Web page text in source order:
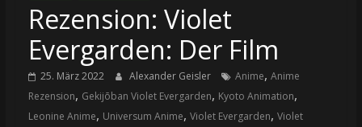
Rezension: Violet
Evergarden: Der Film
25. März 2022 Alexander Geisler Anime, Anime
Rezension, Gekijōban Violet Evergarden, Kyoto Animation,
Leonine Anime, Universum Anime, Violet Evergarden, Violet